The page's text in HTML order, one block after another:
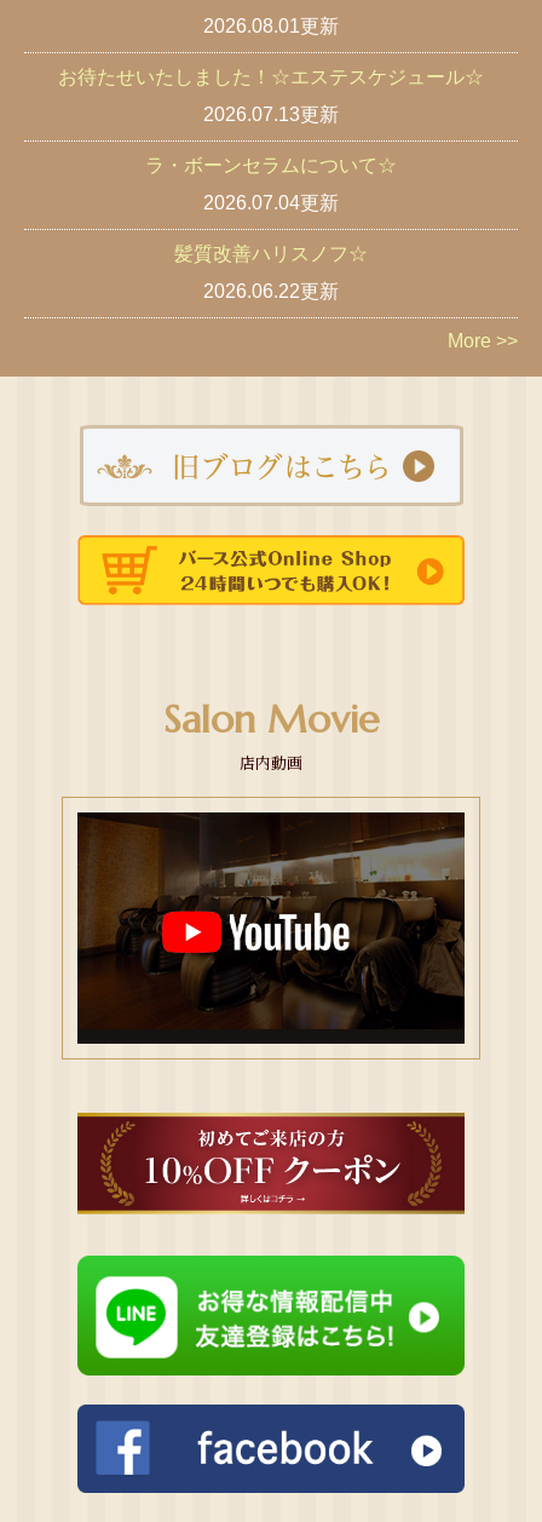
2026.08.01更新
お待たせいたしました！☆エステスケジュール☆
2026.07.13更新
ラ・ボーンセラムについて☆
2026.07.04更新
髪質改善ハリスノフ☆
2026.06.22更新
More >>
Salon Movie
店内動画